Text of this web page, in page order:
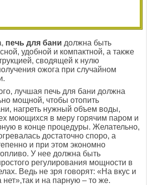
печь для бани должна быть
удобной и компактной, а также
сводящей к нулю
ожога при случайном
лучшая печь для бани должна
мощной, чтобы отопить
нагреть нужный объем воды,
моющихся в меру горячим паром и
в конце процедуры. Желательно,
достаточно споро, а
и при этом экономно
У нее должна быть
регулирования мощности в
Ведь не зря говорят: «На вкус и
нет»,так и на парную – то же.